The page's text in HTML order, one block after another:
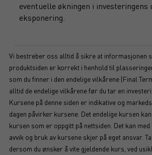
eventuelle økningen i investeringens
eksponering.
Vi bestreber oss alltid å sikre at informasjonen
produktsiden er korrekt i henhold til
som du finner i den endelige vilkårene (Final
alltid de endelige vilkårene før du tar en
Kursene på denne siden er indikative og
dagen påvirker kursene. Det endelige kursen
kursen som er oppgitt på nettsiden. Det kan
avvik og bruk av kursene skjer på eget ansvar.
dersom du ønsker å vite gjeldende kurs, ved